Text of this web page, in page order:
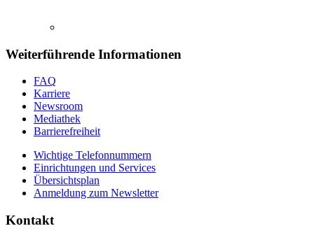
Weiterführende Informationen
FAQ
Karriere
Newsroom
Mediathek
Barrierefreiheit
Wichtige Telefonnummern
Einrichtungen und Services
Übersichtsplan
Anmeldung zum Newsletter
Kontakt